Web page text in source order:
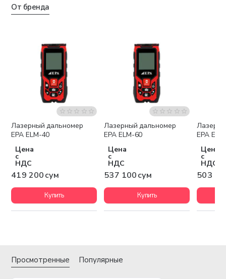
От бренда
Лазерный дальномер
EPA ELM-40
Цена
с
НДС
419 200 сум
Купить
Лазерный дальномер
EPA ELM-60
Цена
с
НДС
537 100 сум
Купить
EPA
Цена
с
НДС
503
Просмотренные Популярные